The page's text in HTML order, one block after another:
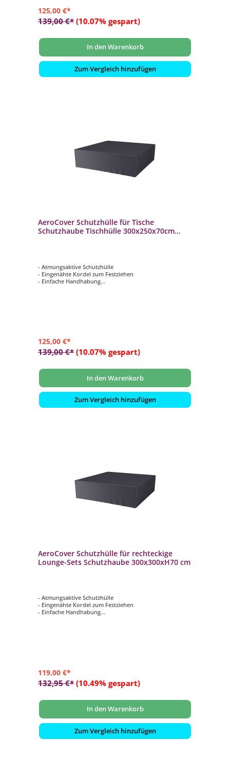
125,00 €*
139,00 €* (10.07% gespart)
In den Warenkorb
Zum Vergleich hinzufügen
AeroCover Schutzhülle für Tische
Schutzhaube Tischhülle 300x250x70cm
- Atmungsaktive Schutzhülle
- Eingenähte Kordel zum Festziehen
- Einfache Handhabung
125,00 €*
139,00 €* (10.07% gespart)
In den Warenkorb
Zum Vergleich hinzufügen
AeroCover Schutzhülle für rechteckige
Lounge-Sets Schutzhaube 300x300xH70 cm
- Atmungsaktive Schutzhülle
- Eingenähte Kordel zum Festziehen
- Einfache Handhabung
119,00 €*
132,95 €* (10.49% gespart)
In den Warenkorb
Zum Vergleich hinzufügen